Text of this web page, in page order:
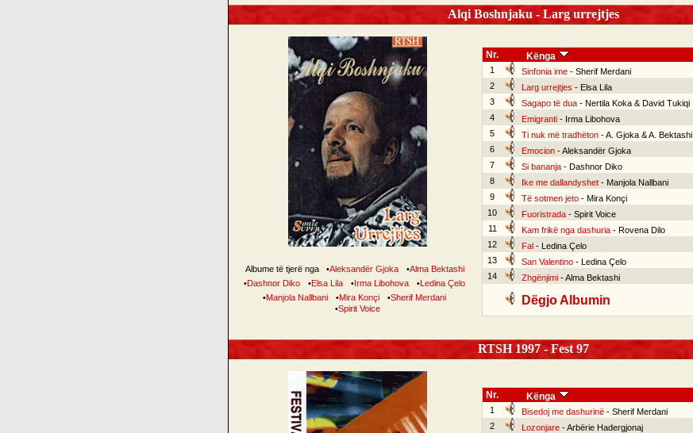
Alqi Boshnjaku - Larg urrejtjes
Albume të tjerë nga •Aleksandër Gjoka •Alma Bektashi
•Dashnor Diko •Elsa Lila •Irma Libohova •Ledina Çelo
•Manjola Nallbani •Mira Konçi •Sherif Merdani
•Spirit Voice
Nr. Kënga
1 Sinfonia ime- Sherif Merdani
2
Larg urrejtjes - Elsa Lila
3
Sagapo të dua- Nertila Koka & David Tukiqi
4
Emigranti- Irma Libohova
5
Ti nuk më tradhëton- A. Gjoka & A. Bektashi
6
Emocion- Aleksandër Gjoka
7
Si bananja- Dashnor Diko
8
Ike me dallandyshet- Manjola Nallbani
9
Të sotmen jeto- Mira Konçi
10
Fuoristrada- Spirit Voice
11
Kam frikë nga dashuria- Rovena Dilo
12
Fal- Ledina Çelo
13
San Valentino- Ledina Çelo
14
Zhgënjimi- Alma Bektashi
Dëgjo Albumin
RTSH 1997 - Fest 97
Nr. Kënga
1 Bisedoj me dashurinë- Sherif Merdani
2
Lozonjare- Arbërie Hadergjonaj